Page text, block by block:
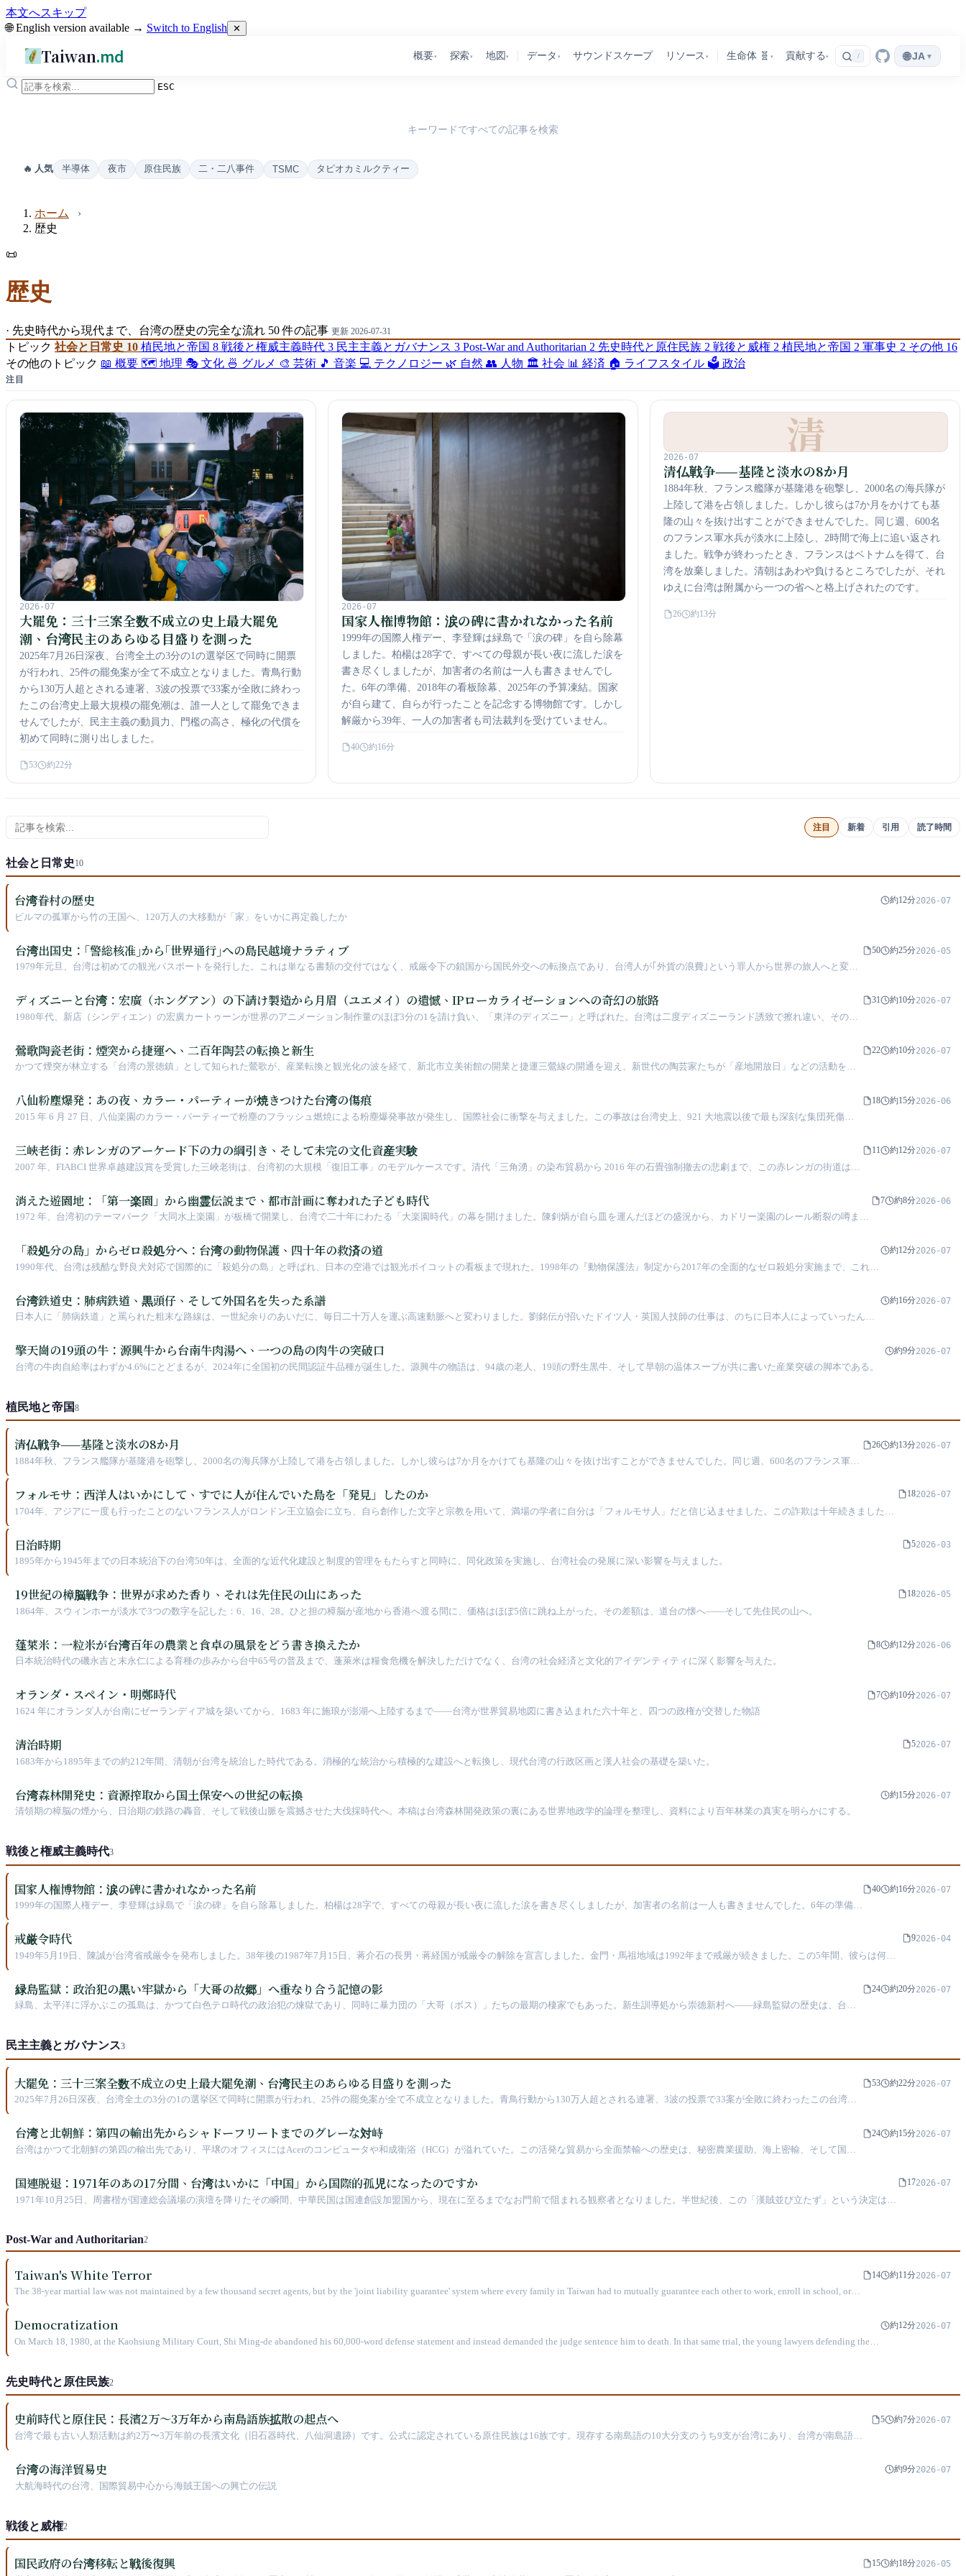
本文へスキップ
🌐 English version available → Switch to English ✕
Taiwan.md 概要▾ 探索▾ 地図 ▾ データ ▾ サウンドスケープ リソース ▾ 生命体 🧬 ▾ 貢献する ▾ / 🌐 JA ▾
ESC
キーワードですべての記事を検索
🔥 人気 半導体 夜市 原住民族 二・二八事件 TSMC タピオカミルクティー
ホーム
歴史
📜
歴史
· 先史時代から現代まで、台湾の歴史の完全な流れ 50 件の記事 更新 2026-07-31
トピック 社会と日常史 10 植民地と帝国 8 戦後と権威主義時代 3 民主主義とガバナンス 3 Post-War and Authoritarian 2 先史時代と原住民族 2 戦後と威権 2 植民地と帝国 2 軍事史 2 その他 16
その他のトピック 📖 概要 🗺️ 地理 🎭 文化 🍜 グルメ 🎨 芸術 🎵 音楽 💻 テクノロジー 🌿 自然 👥 人物 🏛️ 社会 📊 経済 🏠 ライフスタイル 🗳️ 政治
注目
2026-07
大罷免：三十三案全数不成立の史上最大罷免
潮、台湾民主のあらゆる目盛りを測った
2025年7月26日深夜、台湾全土の3分の1の選挙区で同時に開票
が行われ、25件の罷免案が全て不成立となりました。青鳥行動
から130万人超とされる連署、3波の投票で33案が全敗に終わっ
たこの台湾史上最大規模の罷免潮は、誰一人として罷免できま
せんでしたが、民主主義の動員力、門檻の高さ、極化の代償を
初めて同時に測り出しました。
53 約22分
2026-07
国家人権博物館：涙の碑に書かれなかった名前
1999年の国際人権デー、李登輝は緑島で「涙の碑」を自ら除幕
しました。柏楊は28字で、すべての母親が長い夜に流した涙を
書き尽くしましたが、加害者の名前は一人も書きませんでし
た。6年の準備、2018年の看板除幕、2025年の予算凍結。国家
が自ら建て、自らが行ったことを記念する博物館です。しかし
解厳から39年、一人の加害者も司法裁判を受けていません。
40 約16分
2026-07
清仏戦争——基隆と淡水の8か月
1884年秋、フランス艦隊が基隆港を砲撃し、2000名の海兵隊が
上陸して港を占領しました。しかし彼らは7か月をかけても基
隆の山々を抜け出すことができませんでした。同じ週、600名
のフランス軍水兵が淡水に上陸し、2時間で海上に追い返され
ました。戦争が終わったとき、フランスはベトナムを得て、台
湾を放棄しました。清朝はあわや負けるところでしたが、それ
ゆえに台湾は附属から一つの省へと格上げされたのです。
26 約13分
清
このカテゴリを検索 注目 新着 引用 読了時間
社会と日常史 10
台湾眷村の歴史
ビルマの孤軍から竹の王国へ、120万人の大移動が「家」をいかに再定義したか
約12分2026-07
台湾出国史：｢警総核准｣から｢世界通行｣への島民越境ナラティブ
1979年元旦、台湾は初めての観光パスポートを発行した。これは単なる書類の交付ではなく、戒厳令下の鎖国から国民外交への転換点であり、台湾人が｢外貨の浪費｣という罪人から世界の旅人へと変貌
50 約25分2026-05
ディズニーと台湾：宏廣（ホングアン）の下請け製造から月眉（ユエメイ）の遺憾、IPローカライゼーションへの奇幻の旅路
1980年代、新店（シンディエン）の宏廣カートゥーンが世界のアニメーション制作量のほぼ3分の1を請け負い、「東洋のディズニー」と呼ばれた。台湾は二度ディズニーランド誘致で擦れ違い、そのう
た。下請け黄金期からスチッチのバイク乗りまで、この繋がりは想像以上に深い。
31 約10分2026-07
鶯歌陶瓷老街：煙突から捷運へ、二百年陶芸の転換と新生
かつて煙突が林立する「台湾の景徳鎮」として知られた鶯歌が、産業転換と観光化の波を経て、新北市立美術館の開業と捷運三鶯線の開通を迎え、新世代の陶芸家たちが「産地開放日」などの活動を通
22 約10分2026-07
八仙粉塵爆発：あの夜、カラー・パーティーが焼きつけた台湾の傷痕
2015 年 6 月 27 日、八仙楽園のカラー・パーティーで粉塵のフラッシュ燃焼による粉塵爆発事故が発生し、国際社会に衝撃を与えました。この事故は台湾史上、921 大地震以後で最も深刻な集団死傷事
18 約15分2026-06
三峽老街：赤レンガのアーケード下の力の綱引き、そして未完の文化資産実験
2007 年、FIABCI 世界卓越建設賞を受賞した三峽老街は、台湾初の大規模「復旧工事」のモデルケースです。清代「三角湧」の染布貿易から 2016 年の石畳強制撤去の悲劇まで、この赤レンガの街道は、
11 約12分2026-07
消えた遊園地：「第一楽園」から幽霊伝説まで、都市計画に奪われた子ども時代
1972 年、台湾初のテーマパーク「大同水上楽園」が板橋で開業し、台湾で二十年にわたる「大楽園時代」の幕を開けました。陳釗炳が自ら皿を運んだほどの盛況から、カドリー楽園のレール断裂の噂ま
7 約8分2026-06
「殺処分の島」からゼロ殺処分へ：台湾の動物保護、四十年の救済の道
1990年代、台湾は残酷な野良犬対応で国際的に「殺処分の島」と呼ばれ、日本の空港では観光ボイコットの看板まで現れた。1998年の『動物保護法』制定から2017年の全面的なゼロ殺処分実施まで、これは
約12分2026-07
台湾鉄道史：肺病鉄道、黒頭仔、そして外国名を失った系譜
日本人に「肺病鉄道」と罵られた粗末な路線は、一世紀余りのあいだに、毎日二十万人を運ぶ高速動脈へと変わりました。劉銘伝が招いたドイツ人・英国人技師の仕事は、のちに日本人によっていったん白
仔」「火車仔」、莒光・自強・復興という政治スローガン、そしてようやくプユマ・タロコの世代になって、先住民族の地名が再びレールの上に敷き戻されたのです。
約16分2026-07
擎天崗の19頭の牛：源興牛から台南牛肉湯へ、一つの島の肉牛の突破口
台湾の牛肉自給率はわずか4.6%にとどまるが、2024年に全国初の民間認証牛品種が誕生した。源興牛の物語は、94歳の老人、19頭の野生黒牛、そして早朝の温体スープが共に書いた産業突破の脚本である。
約9分2026-07
植民地と帝国8
清仏戦争——基隆と淡水の8か月
1884年秋、フランス艦隊が基隆港を砲撃し、2000名の海兵隊が上陸して港を占領しました。しかし彼らは7か月をかけても基隆の山々を抜け出すことができませんでした。同じ週、600名のフランス軍水
へと格上げされたのです。
26 約13分2026-07
フォルモサ：西洋人はいかにして、すでに人が住んでいた島を「発見」したのか
1704年、アジアに一度も行ったことのないフランス人がロンドン王立協会に立ち、自ら創作した文字と宗教を用いて、満場の学者に自分は「フォルモサ人」だと信じ込ませました。この詐欺は十年続きました。
のでしょうか。
182026-07
日治時期
1895年から1945年までの日本統治下の台湾50年は、全面的な近代化建設と制度的管理をもたらすと同時に、同化政策を実施し、台湾社会の発展に深い影響を与えました。
52026-03
19世紀の樟脳戦争：世界が求めた香り、それは先住民の山にあった
1864年、スウィンホーが淡水で3つの数字を記した：6、16、28。ひと担の樟脳が産地から香港へ渡る間に、価格はほぼ5倍に跳ね上がった。その差額は、道台の懐へ——そして先住民の山へ。
182026-05
蓬萊米：一粒米が台湾百年の農業と食卓の風景をどう書き換えたか
日本統治時代の磯永吉と末永仁による育種の歩みから台中65号の普及まで、蓬萊米は糧食危機を解決しただけでなく、台湾の社会経済と文化的アイデンティティに深く影響を与えた。
8 約12分2026-06
オランダ・スペイン・明鄭時代
1624 年にオランダ人が台南にゼーランディア城を築いてから、1683 年に施琅が澎湖へ上陸するまで――台湾が世界貿易地図に書き込まれた六十年と、四つの政権が交替した物語
7 約10分2026-07
清治時期
1683年から1895年までの約212年間、清朝が台湾を統治した時代である。消極的な統治から積極的な建設へと転換し、現代台湾の行政区画と漢人社会の基礎を築いた。
52026-07
台湾森林開発史：資源搾取から国土保安への世紀の転換
清領期の樟脳の煙から、日治期の鉄路の轟音、そして戦後山脈を震撼させた大伐採時代へ。本稿は台湾森林開発政策の裏にある世界地政学的論理を整理し、資料により百年林業の真実を明らかにする。
約15分2026-07
戦後と権威主義時代3
国家人権博物館：涙の碑に書かれなかった名前
1999年の国際人権デー、李登輝は緑島で「涙の碑」を自ら除幕しました。柏楊は28字で、すべての母親が長い夜に流した涙を書き尽くしましたが、加害者の名前は一人も書きませんでした。6年の準備、
40 約16分2026-07
戒厳令時代
1949年5月19日、陳誠が台湾省戒厳令を発布しました。38年後の1987年7月15日、蒋介石の長男・蒋経国が戒厳令の解除を宣言しました。金門・馬祖地域は1992年まで戒厳が続きました。この5年間、彼らは何を
92026-04
緑島監獄：政治犯の黒い牢獄から「大哥の故郷」へ――重なり合う記憶の影
緑島、太平洋に浮かぶこの孤島は、かつて白色テロ時代の政治犯の煉獄であり、同時に暴力団の「大哥（ボス）」たちの最期の棲家でもあった。新生訓導処から崇德新村へ――緑島監獄の歴史は、台湾
24 約20分2026-07
民主主義とガバナンス3
大罷免：三十三案全数不成立の史上最大罷免潮、台湾民主のあらゆる目盛りを測った
2025年7月26日深夜、台湾全土の3分の1の選挙区で同時に開票が行われ、25件の罷免案が全て不成立となりました。青鳥行動から130万人超とされる連署、3波の投票で33案が全敗に終わったこの台湾史
53 約22分2026-07
台湾と北朝鮮：第四の輸出先からシャドーフリートまでのグレーな対峙
台湾はかつて北朝鮮の第四の輸出先であり、平壌のオフィスにはAcerのコンピュータや和成衛浴（HCG）が溢れていた。この活発な貿易から全面禁輸への歴史は、秘密農業援助、海上密輸、そして国家
24 約15分2026-07
国連脱退：1971年のあの17分間、台湾はいかに「中国」から国際的孤児になったのですか
1971年10月25日、周書楷が国連総会議場の演壇を降りたその瞬間、中華民国は国連創設加盟国から、現在に至るまでなお門前で阻まれる観察者となりました。半世紀後、この「漢賊並び立たず」という決定はな
172026-07
Post-War and Authoritarian2
Taiwan's White Terror
The 38-year martial law was not maintained by a few thousand secret agents, but by the 'joint liability guarantee' system where every family in Taiwan had to mutually guarantee each other to work, enroll in school, or
14 約11分2026-07
Democratization
On March 18, 1980, at the Kaohsiung Military Court, Shi Ming-de abandoned his 60,000-word defense statement and instead demanded the judge sentence him to death. In that same trial, the young lawyers defending the
約12分2026-07
先史時代と原住民族2
史前時代と原住民：長濱2万〜3万年から南島語族拡散の起点へ
台湾で最も古い人類活動は約2万〜3万年前の長濱文化（旧石器時代、八仙洞遺跡）です。公式に認定されている原住民族は16族です。現存する南島語の10大分支のうち9支が台湾にあり、台湾が南島語族
紀にはすでに大肚王国のような部族横断的な同盟があり、十三行文化が鉄器時代を切り開きました。
5 約7分2026-07
台湾の海洋貿易史
大航海時代の台湾、国際貿易中心から海賊王国への興亡の伝説
約9分2026-07
戦後と威権2
国民政府の台湾移転と戦後復興 15 約18分2026-05